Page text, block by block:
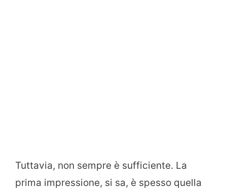
Tuttavia, non sempre è sufficiente. La
prima impressione, si sa, è spesso quella